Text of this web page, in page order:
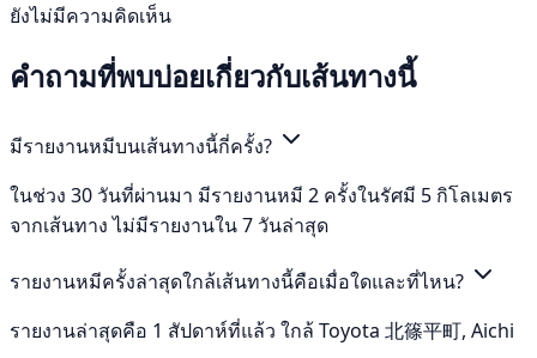
ยังไม่มีความคิดเห็น
คำถามที่พบบ่อยเกี่ยวกับเส้นทางนี้
มีรายงานหมีบนเส้นทางนี้กี่ครั้ง?
ในช่วง 30 วันที่ผ่านมา มีรายงานหมี 2 ครั้งในรัศมี 5 กิโลเมตร
จากเส้นทาง ไม่มีรายงานใน 7 วันล่าสุด
รายงานหมีครั้งล่าสุดใกล้เส้นทางนี้คือเมื่อใดและที่ไหน?
รายงานล่าสุดคือ 1 สัปดาห์ที่แล้ว ใกล้ Toyota 北篠平町, Aichi